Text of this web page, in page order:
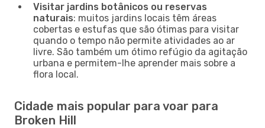
Visitar jardins botânicos ou reservas
naturais: muitos jardins locais têm áreas
cobertas e estufas que são ótimas para visitar
quando o tempo não permite atividades ao ar
livre. São também um ótimo refúgio da agitação
urbana e permitem-lhe aprender mais sobre a
flora local.
Cidade mais popular para voar para
Broken Hill